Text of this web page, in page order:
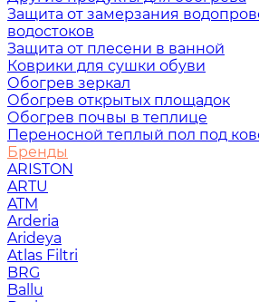
Защита от замерзания
водостоков
Защита от плесени в ванной
Коврики для сушки обуви
Обогрев зеркал
Обогрев открытых площадок
Обогрев почвы в теплице
Переносной теплый пол под
Бренды
ARISTON
ARTU
ATM
Arderia
Arideya
Atlas Filtri
BRG
Ballu